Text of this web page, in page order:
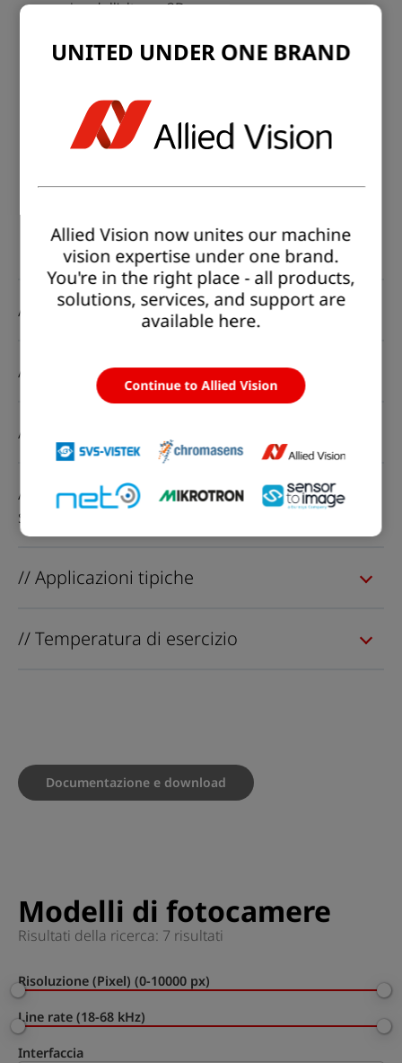
precisa dell'altezza 3D.
posizione 2D per attività avanzate di ispezione e
misurazione.
informazioni sul colore in un'unica acquisizione.
Stai implementando applicazioni di ispezione web
3D di nuova generazione che richiedono velocità,
// Panoramica dei vantaggi
// Caratteristiche
// Illuminazione
// Perfettamente connessi – Grazie a un
software potente
// Applicazioni tipiche
// Temperatura di esercizio
Documentazione e download
Modelli di fotocamere
Risultati della ricerca: 7 risultati
Risoluzione (Pixel) (0-10000 px)
Line rate (18-68 kHz)
Interfaccia
UNITED UNDER ONE BRAND
Allied Vision now unites our machine
vision expertise under one brand.
You're in the right place - all products,
solutions, services, and support are
available here.
Continue to Allied Vision